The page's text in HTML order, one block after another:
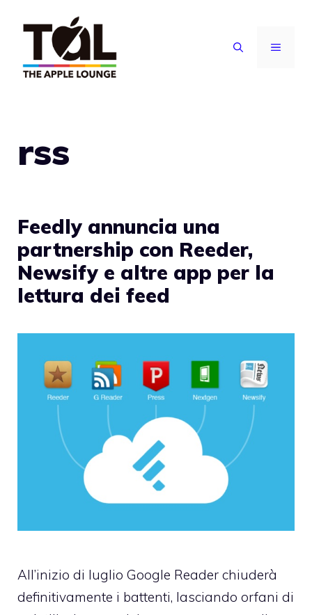
contenuto
MENU
rss
Feedly annuncia una
partnership con Reeder,
Newsify e altre app per la
lettura dei feed
All’inizio di luglio Google Reader chiuderà
definitivamente i battenti, lasciando orfani di